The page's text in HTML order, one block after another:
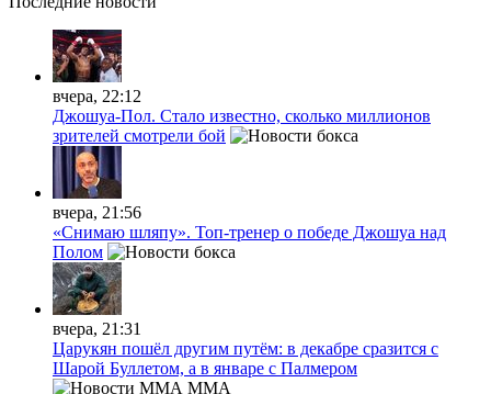
вчера, 22:12
Джошуа-Пол. Стало известно, сколько миллионов
зрителей смотрели бой
вчера, 21:56
«Снимаю шляпу». Топ-тренер о победе Джошуа над
Полом
вчера, 21:31
Царукян пошёл другим путём: в декабре сразится с
Шарой Буллетом, а в январе с Палмером
MMA